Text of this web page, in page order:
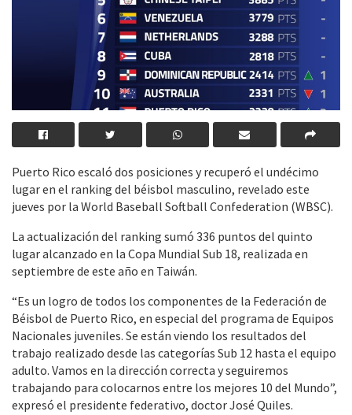
Puerto Rico escaló dos posiciones y recuperó el undécimo
lugar en el ranking del béisbol masculino, revelado este
jueves por la World Baseball Softball Confederation (WBSC).
La actualización del ranking sumó 336 puntos del quinto
lugar alcanzado en la Copa Mundial Sub 18, realizada en
septiembre de este año en Taiwán.
“Es un logro de todos los componentes de la Federación de
Béisbol de Puerto Rico, en especial del programa de Equipos
Nacionales juveniles. Se están viendo los resultados del
trabajo realizado desde las categorías Sub 12 hasta el equipo
adulto. Vamos en la dirección correcta y seguiremos
trabajando para colocarnos entre los mejores 10 del Mundo”,
expresó el presidente federativo, doctor José Quiles.